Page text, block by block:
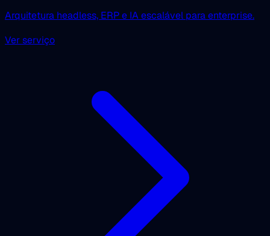
Arquitetura headless, ERP e IA escalável para enterprise.
Ver serviço